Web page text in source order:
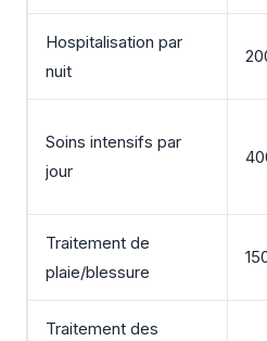
Hospitalisation par
nuit
Soins intensifs par
jour
Traitement de
plaie/blessure
Traitement des